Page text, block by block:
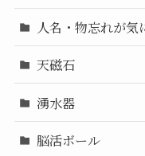
人名・物忘れが気
天磁石
湧水器
脳活ボール